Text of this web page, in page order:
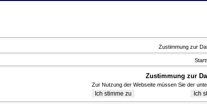
Zustimmung zur
Zustimmung zur
Zur Nutzung der Webseite müssen Sie der